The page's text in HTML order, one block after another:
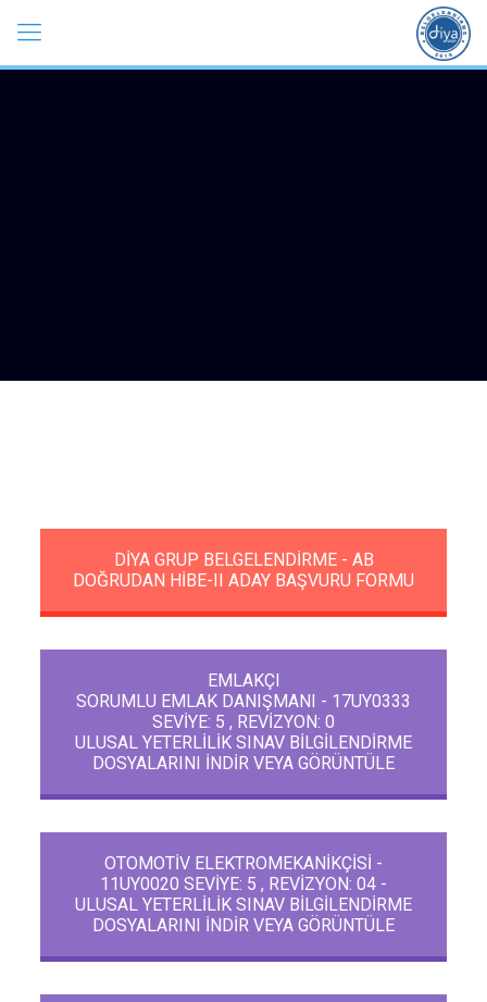
DİYA GRUP BELGELENDİRME - AB
DOĞRUDAN HİBE-II ADAY BAŞVURU FORMU
EMLAKÇI
SORUMLU EMLAK DANIŞMANI - 17UY0333
SEVİYE: 5 , REVİZYON: 0
ULUSAL YETERLİLİK SINAV BİLGİLENDİRME
DOSYALARINI İNDİR VEYA GÖRÜNTÜLE
OTOMOTİV ELEKTROMEKANİKÇİSİ -
11UY0020 SEVİYE: 5 , REVİZYON: 04 -
ULUSAL YETERLİLİK SINAV BİLGİLENDİRME
DOSYALARINI İNDİR VEYA GÖRÜNTÜLE